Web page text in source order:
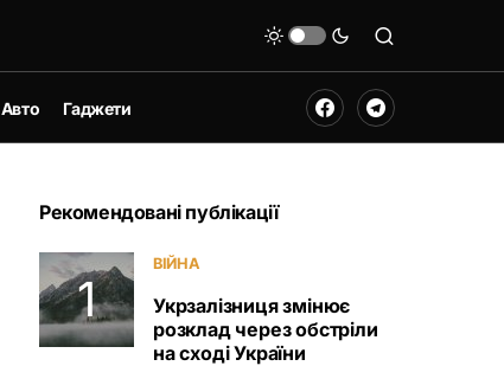
Авто Гаджети
Рекомендовані публікації
ВІЙНА
Укрзалізниця змінює
розклад через обстріли
на сході України